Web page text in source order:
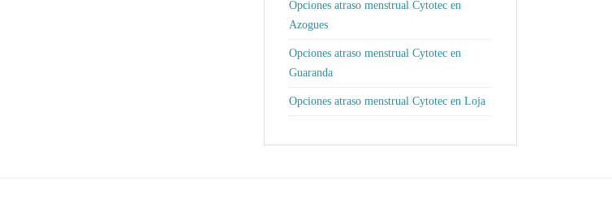
Opciones atraso menstrual Cytotec en
Azogues
Opciones atraso menstrual Cytotec en
Guaranda
Opciones atraso menstrual Cytotec en Loja